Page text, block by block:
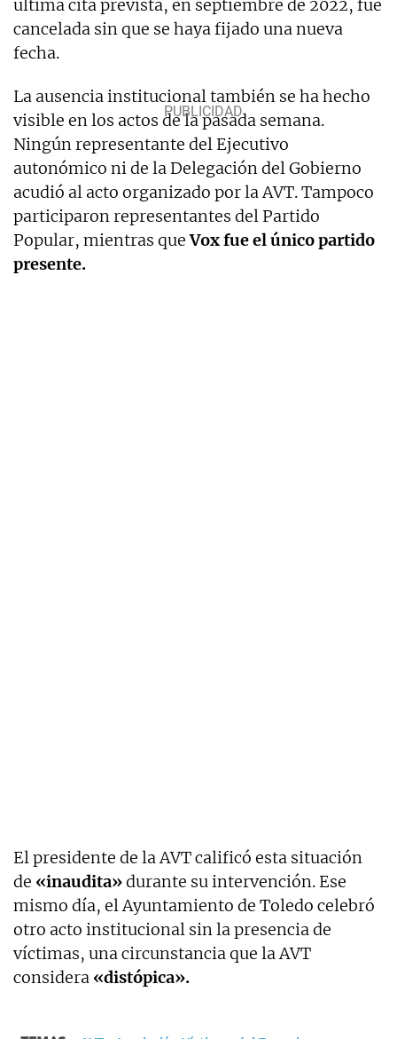
última cita prevista, en septiembre de 2022, fue
cancelada sin que se haya fijado una nueva
fecha.
La ausencia institucional también se ha hecho
visible en los actos de la pasada semana.
Ningún representante del Ejecutivo
autonómico ni de la Delegación del Gobierno
acudió al acto organizado por la AVT. Tampoco
participaron representantes del Partido
Popular, mientras queVox fue el único partido
presente.
El presidente de la AVT calificó esta situación
de «inaudita»durante su intervención. Ese
mismo día, el Ayuntamiento de Toledo celebró
otro acto institucional sin la presencia de
víctimas, una circunstancia que la AVT
considera «distópica».